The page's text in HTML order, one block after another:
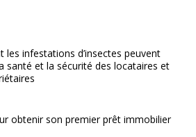
les infestations d’insectes peuvent
santé et la sécurité des locataires et
obtenir son premier prêt immobilier